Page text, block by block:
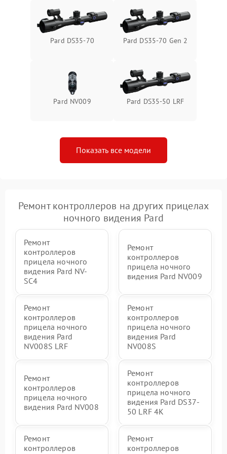
Pard DS35-70 Pard DS35-70 Gen 2
Pard NV009 Pard DS35-50 LRF
Показать все модели
Ремонт контроллеров на других прицелах
ночного видения Pard
Ремонт
контроллеров
прицела ночного
видения Pard NV-
SC4
Ремонт
контроллеров
прицела ночного
видения Pard NV009
Ремонт
контроллеров
прицела ночного
видения Pard
NV008S LRF
Ремонт
контроллеров
прицела ночного
видения Pard
NV008S
Ремонт
контроллеров
прицела ночного
видения Pard NV008
Ремонт
контроллеров
прицела ночного
видения Pard DS37-
50 LRF 4K
Ремонт
контроллеров
Ремонт
контроллеров